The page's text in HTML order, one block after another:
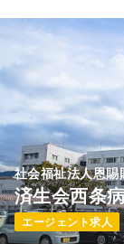
社会福祉法人恩賜
済生会西条
エージェント求人